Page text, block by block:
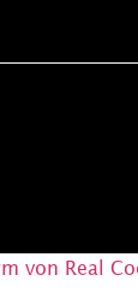
von Real